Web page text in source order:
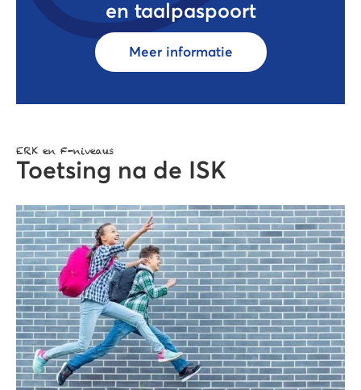
en taalpaspoort
Meer informatie
ERK en F-niveaus
Toetsing na de ISK